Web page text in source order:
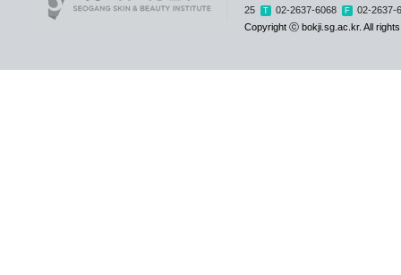
25
T 02-2637-6068 F
02-2637-
Copyright ⓒ bokji.sg.ac.kr. All